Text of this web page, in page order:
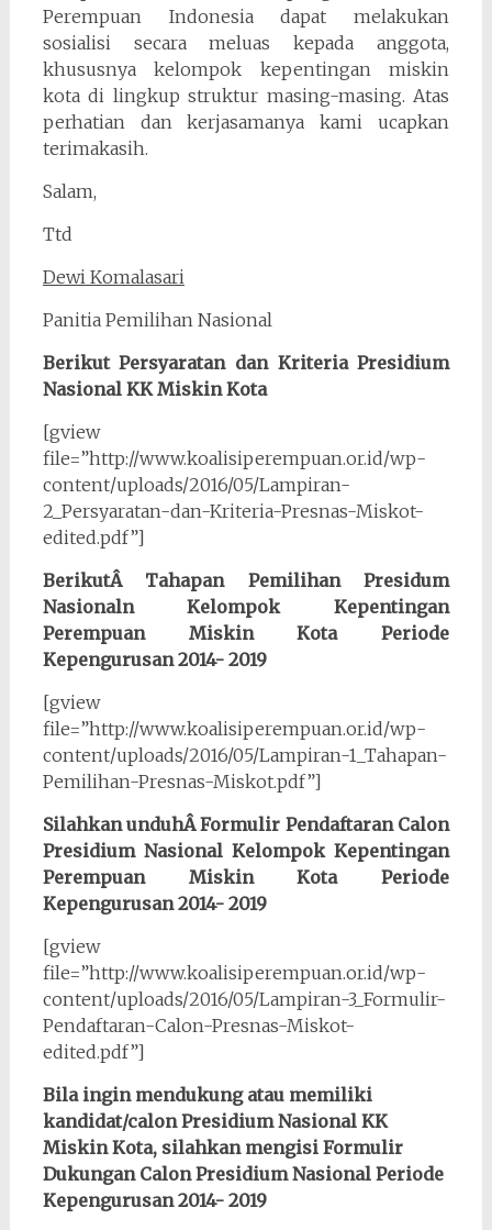
Perempuan Indonesia dapat melakukan
sosialisi secara meluas kepada anggota,
khususnya kelompok kepentingan miskin
kota di lingkup struktur masing-masing. Atas
perhatian dan kerjasamanya kami ucapkan
terimakasih.
Salam,
Ttd
Dewi Komalasari
Panitia Pemilihan Nasional
Berikut Persyaratan dan Kriteria Presidium
Nasional KK Miskin Kota
[gview
file=”http://www.koalisiperempuan.or.id/wp-
content/uploads/2016/05/Lampiran-
2_Persyaratan-dan-Kriteria-Presnas-Miskot-
edited.pdf”]
BerikutÂ Tahapan Pemilihan Presidum
Nasionaln Kelompok Kepentingan
Perempuan Miskin Kota Periode
Kepengurusan 2014- 2019
[gview
file=”http://www.koalisiperempuan.or.id/wp-
content/uploads/2016/05/Lampiran-1_Tahapan-
Pemilihan-Presnas-Miskot.pdf”]
Silahkan unduhÂ Formulir Pendaftaran Calon
Presidium Nasional Kelompok Kepentingan
Perempuan Miskin Kota Periode
Kepengurusan 2014- 2019
[gview
file=”http://www.koalisiperempuan.or.id/wp-
content/uploads/2016/05/Lampiran-3_Formulir-
Pendaftaran-Calon-Presnas-Miskot-
edited.pdf”]
Bila ingin mendukung atau memiliki
kandidat/calon Presidium Nasional KK
Miskin Kota, silahkan mengisi Formulir
Dukungan Calon Presidium Nasional Periode
Kepengurusan 2014- 2019